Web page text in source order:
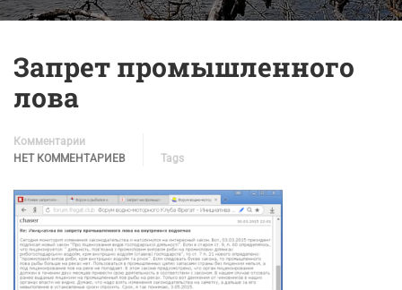
Запрет промышленного
лова
Комментарии
НЕТ КОММЕНТАРИЕВ
Tags